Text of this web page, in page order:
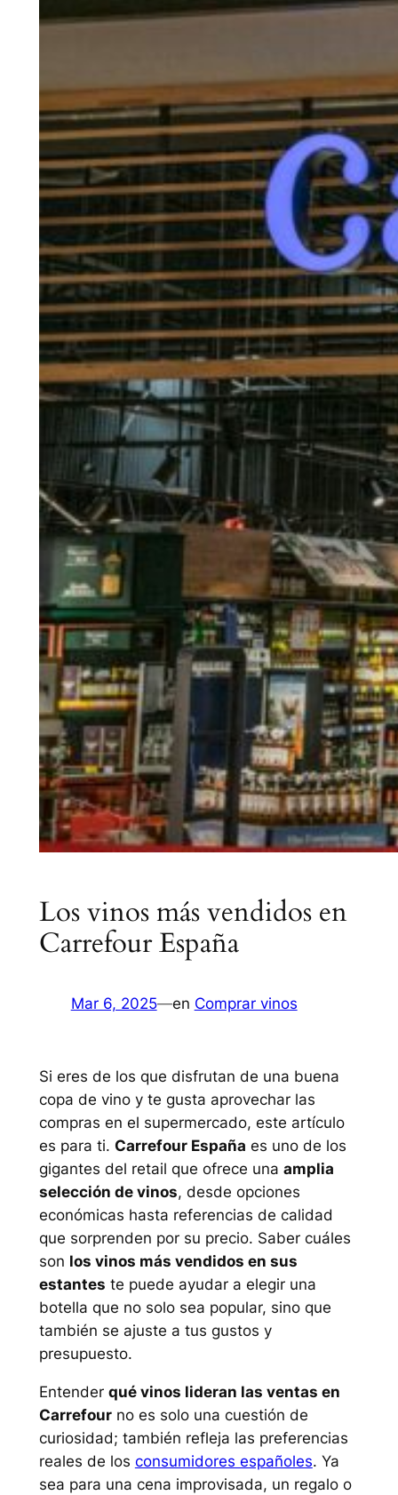
Los vinos más vendidos en
Carrefour España
Mar 6, 2025—en Comprar vinos
Si eres de los que disfrutan de una buena
copa de vino y te gusta aprovechar las
compras en el supermercado, este artículo
es para ti. Carrefour España es uno de los
gigantes del retail que ofrece una amplia
selección de vinos, desde opciones
económicas hasta referencias de calidad
que sorprenden por su precio. Saber cuáles
son los vinos más vendidos en sus
estantes te puede ayudar a elegir una
botella que no solo sea popular, sino que
también se ajuste a tus gustos y
presupuesto.
Entender qué vinos lideran las ventas en
Carrefourno es solo una cuestión de
curiosidad; también refleja las preferencias
reales de los consumidores españoles. Ya
sea para una cena improvisada, un regalo o